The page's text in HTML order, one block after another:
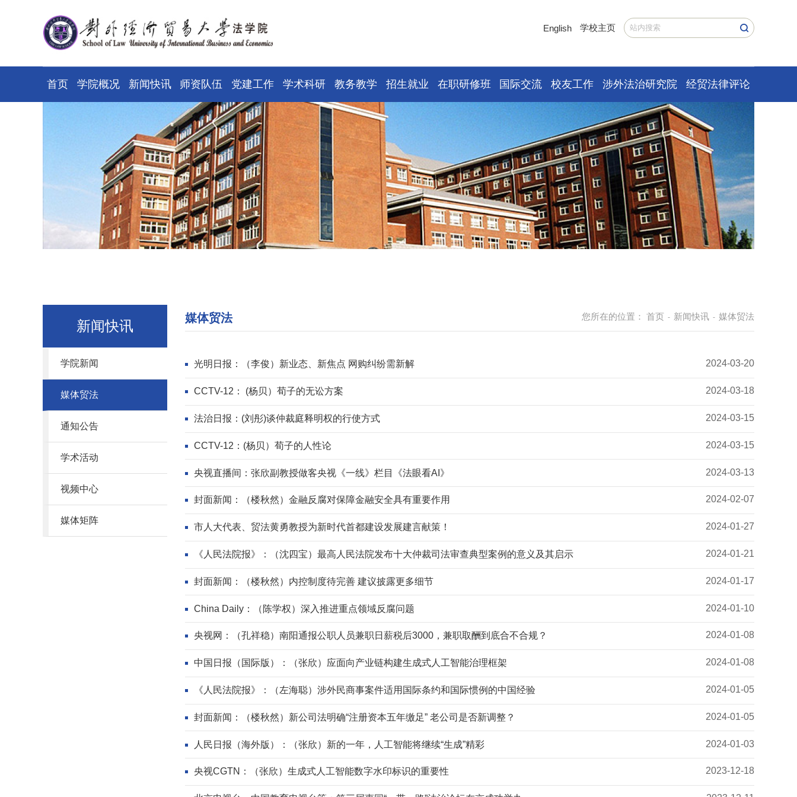
English 学校主页
首页 学院概况 新闻快讯 师资队伍 党建工作 学术科研 教务教学 招生就业 在职研修班 国际交流 校友工作 涉外法治研究院 经贸法律评论
新闻快讯
学院新闻
媒体贸法
通知公告
学术活动
视频中心
媒体矩阵
您所在的位置： 首页 - 新闻快讯 - 媒体贸法
媒体贸法
光明日报：（李俊）新业态、新焦点 网购纠纷需新解 2024-03-20
CCTV-12： (杨贝）荀子的无讼方案 2024-03-18
法治日报：(刘彤)谈仲裁庭释明权的行使方式 2024-03-15
CCTV-12：(杨贝）荀子的人性论 2024-03-15
央视直播间：张欣副教授做客央视《一线》栏目《法眼看AI》 2024-03-13
封面新闻：（楼秋然）金融反腐对保障金融安全具有重要作用 2024-02-07
市人大代表、贸法黄勇教授为新时代首都建设发展建言献策！ 2024-01-27
《人民法院报》：（沈四宝）最高人民法院发布十大仲裁司法审查典型案例的意义及其启示 2024-01-21
封面新闻：（楼秋然）内控制度待完善 建议披露更多细节 2024-01-17
China Daily：（陈学权）深入推进重点领域反腐问题 2024-01-10
央视网：（孔祥稳）南阳通报公职人员兼职日薪税后3000，兼职取酬到底合不合规？ 2024-01-08
中国日报（国际版）：（张欣）应面向产业链构建生成式人工智能治理框架 2024-01-08
《人民法院报》：（左海聪）涉外民商事案件适用国际条约和国际惯例的中国经验 2024-01-05
封面新闻：（楼秋然）新公司法明确“注册资本五年缴足” 老公司是否新调整？ 2024-01-05
人民日报（海外版）：（张欣）新的一年，人工智能将继续“生成”精彩 2024-01-03
央视CGTN：（张欣）生成式人工智能数字水印标识的重要性 2023-12-18